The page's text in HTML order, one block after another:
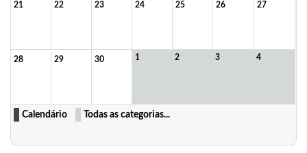
21 22 23 24 25 26 27
28 29 30 1 2 3 4
Calendário Todas as categorias...